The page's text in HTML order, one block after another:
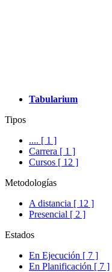
Tabularium
Tipos
.... [ 1 ]
Carrera [ 1 ]
Cursos [ 12 ]
Metodologías
A distancia [ 12 ]
Presencial [ 2 ]
Estados
En Ejecución [ 7 ]
En Planificación [ 7 ]